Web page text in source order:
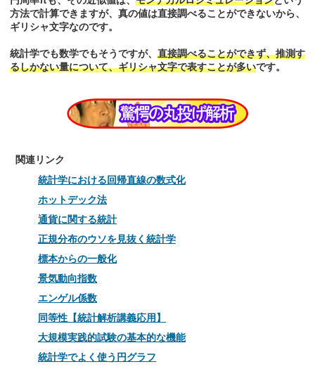
方法で計算できますが、真の値は直接調べることができないから、
ギリシャ文字なのです。
統計学でも数学でもそうですが、 直接調べることができず、推測す
るしかない量について、ギリシャ文字で表すことが多いです。
関連リンク
統計学における回帰直線の数式化
ホットデック法
通貨に関する統計
正規分布のウソを見抜く統計学
標本からの一般化
景気動向指数
エンゲル係数
同等性【統計解析講義応用】
大規模実践的試験の基本的な機能
統計学でよく使う円グラフ